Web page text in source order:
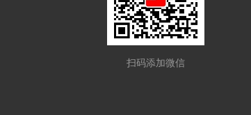
扫码添加微信